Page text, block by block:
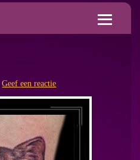
Geef een reactie